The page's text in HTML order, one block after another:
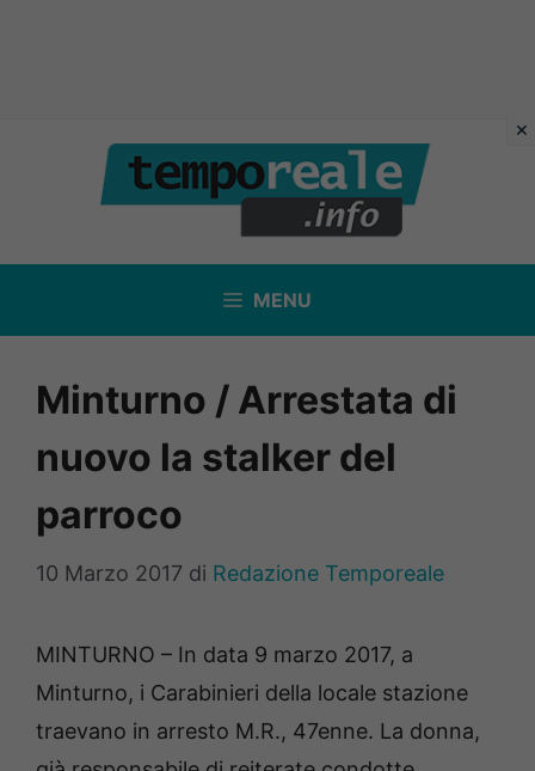
contenuto
MENU
Minturno / Arrestata di
nuovo la stalker del
parroco
10 Marzo 2017 di Redazione Temporeale
MINTURNO – In data 9 marzo 2017, a
Minturno, i Carabinieri della locale stazione
traevano in arresto M.R., 47enne. La donna,